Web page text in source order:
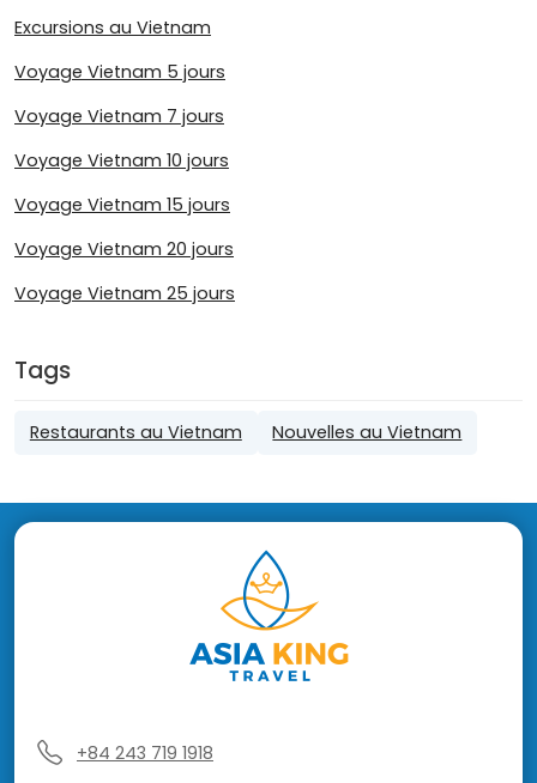
Excursions au Vietnam
Voyage Vietnam 5 jours
Voyage Vietnam 7 jours
Voyage Vietnam 10 jours
Voyage Vietnam 15 jours
Voyage Vietnam 20 jours
Voyage Vietnam 25 jours
Tags
Restaurants au Vietnam Nouvelles au Vietnam
+84 243 719 1918